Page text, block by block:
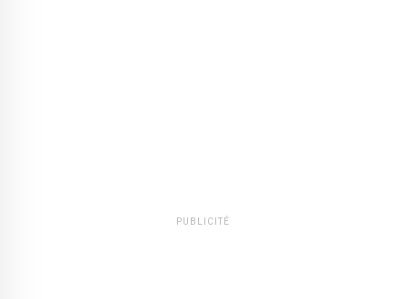
PUBLICITÉ